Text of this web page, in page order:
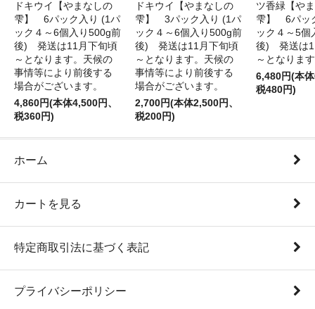
ドキウイ【やまなしの
雫】 6パック入り (1パ
ック４～6個入り500g前
後) 発送は11月下旬頃
～となります。天候の
事情等により前後する
場合がございます。
4,860円(本体4,500円、
税360円)
ドキウイ【やまなしの
雫】 3パック入り (1パ
ック４～6個入り500g前
後) 発送は11月下旬頃
～となります。天候の
事情等により前後する
場合がございます。
2,700円(本体2,500円、
税200円)
ツ香緑【や
雫】 6パッ
ック４～5個
後) 発送は
～となりま
6,480円(本
税480円)
ホーム
カートを見る
特定商取引法に基づく表記
プライバシーポリシー